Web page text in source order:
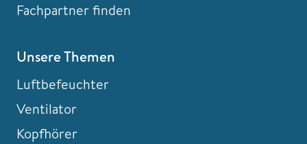
Fachpartner finden
Unsere Themen
Luftbefeuchter
Ventilator
Kopfhörer